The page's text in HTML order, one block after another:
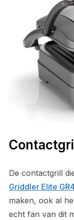
De contactgrill
Griddler Elite
maken, ook al
echt fan van dit